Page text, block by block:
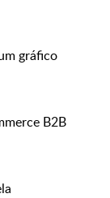
gráfico
B2B